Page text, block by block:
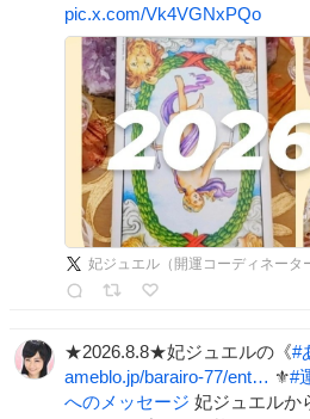
pic.x.com/Vk4VGNxPQo
妃ジュエル（開運コーディネータ
★2026.8.8★妃ジュエルの《#
ameblo.jp/barairo-77/ent… ⚜️#
へのメッセージ 妃ジュエルか